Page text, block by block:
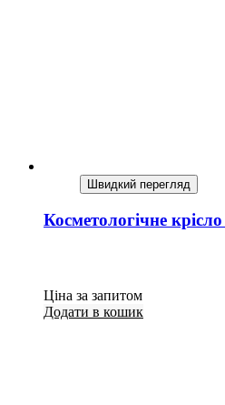
Швидкий перегляд
Косметологічне
Ціна за запитом
Додати в кошик